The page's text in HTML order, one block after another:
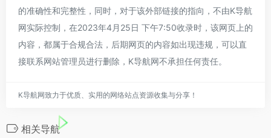
的准确性和完整性，同时，对于该外部链接的指向，不由K导航
网实际控制，在2023年4月25日 下午7:50收录时，该网页上的
内容，都属于合规合法，后期网页的内容如出现违规，可以直
接联系网站管理员进行删除，K导航网不承担任何责任。
K导航网致力于优质、实用的网络站点资源收集与分享！
相关导航